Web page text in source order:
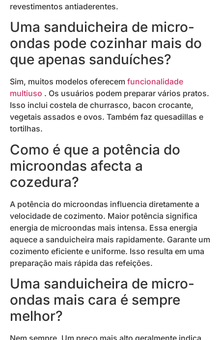
revestimentos antiaderentes.
Uma sanduicheira de micro-
ondas pode cozinhar mais do
que apenas sanduíches?
Sim, muitos modelos oferecem funcionalidade
multiuso . Os usuários podem preparar vários pratos.
Isso inclui costela de churrasco, bacon crocante,
vegetais assados ​​e ovos. Também faz quesadillas e
tortilhas.
Como é que a potência do
microondas afecta a
cozedura?
A potência do microondas influencia diretamente a
velocidade de cozimento. Maior potência significa
energia de microondas mais intensa. Essa energia
aquece a sanduicheira mais rapidamente. Garante um
cozimento eficiente e uniforme. Isso resulta em uma
preparação mais rápida das refeições.
Uma sanduicheira de micro-
ondas mais cara é sempre
melhor?
Nem sempre. Um preço mais alto geralmente indica